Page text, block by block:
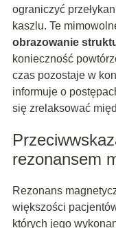
ograniczyć
kaszlu. Te
obrazowanie
konieczność
czas pozostaje w
informuje o
się zrelaksować
rezonansem
Rezonans
większości
których jego